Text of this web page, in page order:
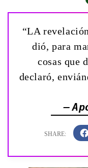
“LA
dió, para
cosas que
declaró,
—